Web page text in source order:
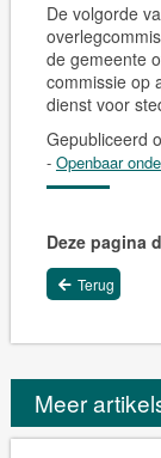
De volgorde
de gemeente
commissie op
dienst voor
Gepubliceerd
- Openbaar
Deze pagina
Terug
Meer